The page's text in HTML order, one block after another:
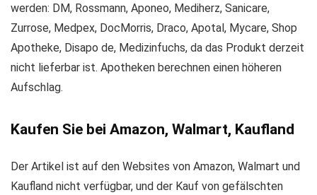
werden: DM, Rossmann, Aponeo, Mediherz, Sanicare,
Zurrose, Medpex, DocMorris, Draco, Apotal, Mycare, Shop
Apotheke, Disapo de, Medizinfuchs, da das Produkt derzeit
nicht lieferbar ist. Apotheken berechnen einen höheren
Aufschlag.
Kaufen Sie bei Amazon, Walmart, Kaufland
Der Artikel ist auf den Websites von Amazon, Walmart und
Kaufland nicht verfügbar, und der Kauf von gefälschten